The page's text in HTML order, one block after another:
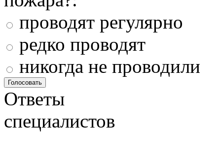
проводят регулярно
редко проводят
никогда не проводили
Ответы
специалистов